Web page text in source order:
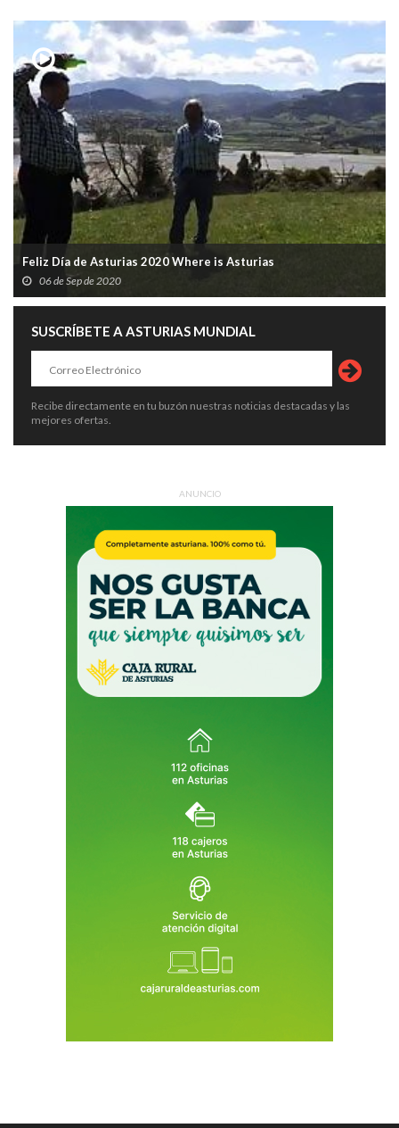
Feliz Día de Asturias 2020 Where is Asturias
06 de Sep de 2020
SUSCRÍBETE A ASTURIAS MUNDIAL
Recibe directamente en tu buzón nuestras noticias destacadas y las
mejores ofertas.
ANUNCIO